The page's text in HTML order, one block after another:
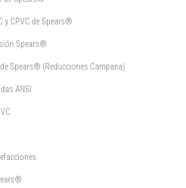
y CPVC de Spears®
Spears®
Spears® (Reducciones Campana)
ANSI